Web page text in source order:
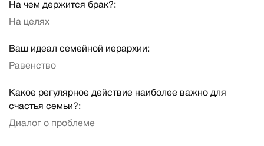
На чем держится брак?:
На целях
Ваш идеал семейной иерархии:
Равенство
Какое регулярное действие наиболее важно для
счастья семьи?:
Диалог о проблеме